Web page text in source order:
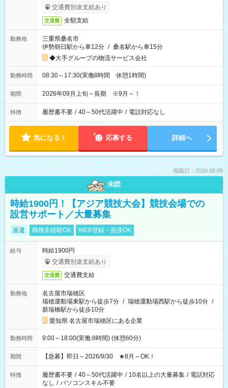
交通費別途支給あり
交通費 全額支給
勤務地
三重県桑名市
伊勢朝日駅から車12分 / 桑名駅から車15分
◆大手グループの物流サービス会社
勤務時間 08:30～17:30(実働8時間 休憩1時間)
期間 2026年09月上旬～長期 ※9月～！
特徴 履歴書不要 / 40～50代活躍中 / 電話対応なし
気になる！ 応募する 詳細へ
掲載日：2026.08.08
未読
時給1900円！【アジア競技大会】競技会場での
設営サポート／大量募集
派遣 職種未経験OK WEB登録・面接OK
給与
時給1900円
交通費別途支給あり
交通費 交通費支給
勤務地
名古屋市瑞穂区
瑞穂運動場東駅から徒歩7分 / 瑞穂運動場西駅から徒歩10分 /
新瑞橋駅から徒歩10分
愛知県 名古屋市瑞穂区にある企業
勤務時間 9:00～18:00(実働:8時間) (休憩60分)
期間 【急募】即日～2026/9/30 ★8月～OK！
特徴 履歴書不要 / 40～50代活躍中 / 10名以上の大量募集 / 電話対応
なし / パソコンスキル不要